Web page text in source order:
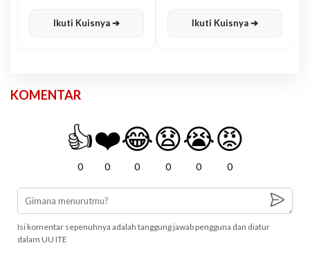
Ikuti Kuisnya ➔ Ikuti Kuisnya ➔
KOMENTAR
👍
0
❤️
0
😂
0
😧
0
😭
0
😡
0
Isi komentar sepenuhnya adalah tanggung jawab pengguna dan diatur
dalam UU ITE